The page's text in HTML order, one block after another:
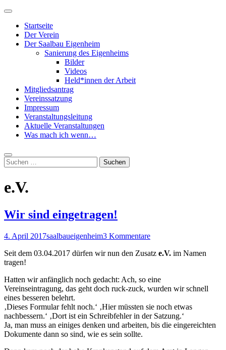
Zum
springen
Primäres
Startseite
Der Verein
Der Saalbau Eigenheim
Sanierung des Eigenheims
Bilder
Videos
Held*innen der Arbeit
Mitgliedsantrag
Vereinssatzung
Impressum
Veranstaltungsleitung
Aktuelle Veranstaltungen
Was mach ich wenn…
Suche
Suchen
nach:
e.V.
Wir sind eingetragen!
4. April 2017saalbaueigenheim3 Kommentare
Seit dem 03.04.2017 dürfen wir nun den Zusatz e.V. im Namen
tragen!
Hatten wir anfänglich noch gedacht: Ach, so eine
Vereinseintragung, das geht doch ruck-zuck, wurden wir schnell
eines besseren belehrt.
‚Dieses Formular fehlt noch.‘ ‚Hier müssten sie noch etwas
nachbessern.‘ ‚Dort ist ein Schreibfehler in der Satzung.‘
Ja, man muss an einiges denken und arbeiten, bis die eingereichten
Dokumente dann so sind, wie es sein sollte.